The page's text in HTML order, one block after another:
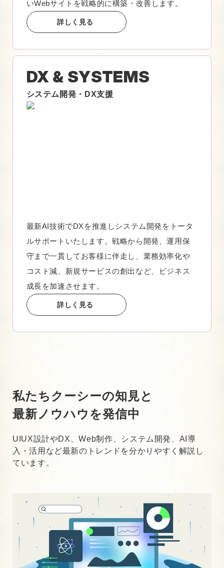
いWebサイトを戦略的に構築・改善します。
詳しく見る
DX & SYSTEMS
システム開発・DX支援
最新AI技術でDXを推進しシステム開発をトータ
ルサポートいたします。戦略から開発、運用保
守まで一貫してお客様に伴走し、業務効率化や
コスト減、新規サービスの創出など、ビジネス
成長を加速させます。
詳しく見る
私たちクーシーの知見と
最新ノウハウを発信中
UIUX設計やDX、Web制作、システム開発、AI導
入・活用など最新のトレンドを分かりやすく解説し
ています。